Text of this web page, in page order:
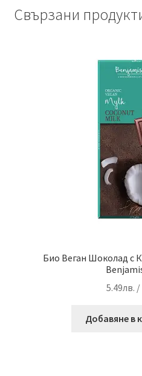
Свързани
Био Веган Шоколад с
5.49лв. /
Добавяне в